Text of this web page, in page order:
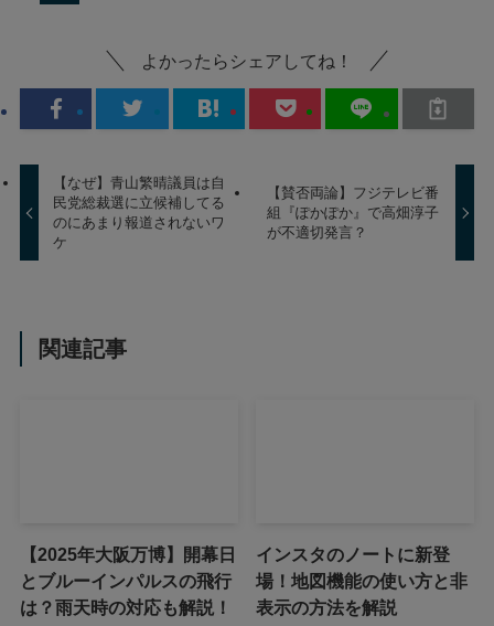
よかったらシェアしてね！
【なぜ】青山繁晴議員は自
民党総裁選に立候補してる
のにあまり報道されないワ
ケ
【賛否両論】フジテレビ番
組『ぽかぽか』で高畑淳子
が不適切発言？
関連記事
【2025年大阪万博】開幕日
とブルーインパルスの飛行
は？雨天時の対応も解説！
インスタのノートに新登
場！地図機能の使い方と非
表示の方法を解説